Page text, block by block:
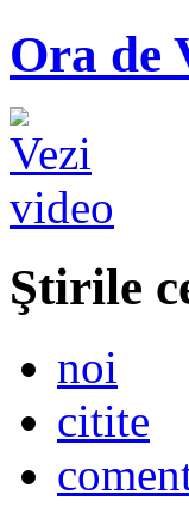
Ora de
Ştirile
noi
citite